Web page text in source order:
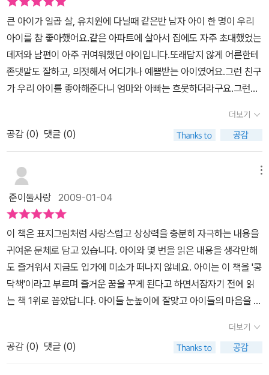
표지만 보고도 내용을 꿰뚫어보네요. 민정이의 콩닥병에 대해서 그때
는 모두 그렇다고 아는체도 합니다. 민정이의 콩닥병은 유치원시기의
딸아이의 모습을 보는것 같아 즐겁습니다. 콩닥 콩닥 민정이의 하늘
이를 향한 다양한 감정들이 이쁘게 그려져 있습니다. 하늘이를 향한
콩닥병은 용기를 내어 큰소리로 '나랑 같이 놀면 안돼?' 라고 말하는
순간 치유가 되었습니다. 민정이의 콩닥병은 말하면 낫는 병이니까
요..하늘이만 보면 가슴이 콩닥콩닥~ 민정이의 예쁜 콩닥병을 만나보
세요. 입가에 귀여운 미소가 저절로 생길테니까요~~^^
큰 아이가 일곱 살, 유치원에 다닐때 같은반 남자 아이 한 명이 우리
아이를 참 좋아했어요.같은 아파트에 살아서 집에도 자주 초대했었는
데저와 남편이 아주 귀여워했던 아이입니다.또래답지 않게 어른한테
존댓말도 잘하고, 의젓해서 어디가나 예쁨받는 아이였어요.그런 친구
가 우리 아이를 좋아해준다니 엄마와 아빠는 흐뭇하더라구요.그런데
않았습니다.함께 노는 모습을 지켜보고 있노라면 들떠서 이것 저것
딸애한테 맞추어 주려는게 보여서 안스러울 정도인데저희 딸아이의
반응은 엄마가 미안할 정도로 썰렁했던거죠.그래도 학교가고 조금 컸
다고 이젠편한 친구처럼 잘 지냅니다.사계절 그림책 <콩닥콩닥 콩닥
기예요.어느날 민정이의가슴이 하늘이만 보면 콩닥거리는콩닥병이
생깁니다.하늘이랑 그림도 그리고 싶고, 병원 놀이도 하고 싶고, 많이
많이 놀고 싶은데 민정이는 그게 어렵습니다.왜냐하면........하늘이는
수아랑만 놀기 때문이죠. 그런 모습을 볼 때마다 민정이는 속이 상해
요.민정이는 수아처럼 머리도 예쁜 리본으로 매고, 예쁜 원피스를 입
으면 하늘이가 놀아주지 않을까 생각합니다.하지만 하늘이는 수아처
럼 꾸민 민정이를 알아주지 않지요.그러다가 한강에 고래가 산다고
믿는 하늘이를 위해 커다란 고래를 잡아다 주는꿈을 꾸고 결심을 합
니다.고래를 잡았던것처럼 용기를 내기로요.할 수 있다는 다짐을 하
더보기
공감 (0) 댓글 (0)
준이둘사랑 2009-01-04
이 책은 표지그림처럼 사랑스럽고 상상력을 충분히 자극하는 내용을
귀여운 문체로 담고 있습니다. 아이와 몇 번을 읽은 내용을 생각만해
도 즐거워서 지금도 입가에 미소가 떠나지 않네요. 아이는 이 책을 '콩
닥책'이라고 부르며 즐거운 꿈을 꾸게 된다고 하면서잠자기 전에 읽
는 책 1위로 꼽았답니다. 아이들 눈높이에 잘맞고 아이들의 마음을 잘
어스타일만큼 생각하는 것, 말하는 것이 모두 귀엽고 앙증맞은 아이
랍니다. 자기가 좋아하는 하늘이에 대한 감정이 무얼까 하고 계속 의
문하면서도 스스로 콩닥병이라고 이름을 붙이기도 하고 하늘이를 내
더보기
공감 (0) 댓글 (0)